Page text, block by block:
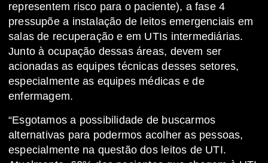
representem risco para o paciente), a fase 4
pressupõe a instalação de leitos emergenciais em
salas de recuperação e em UTIs intermediárias.
Junto à ocupação dessas áreas, devem ser
acionadas as equipes técnicas desses setores,
especialmente as equipes médicas e de
enfermagem.
“Esgotamos a possibilidade de buscarmos
alternativas para podermos acolher as pessoas,
especialmente na questão dos leitos de UTI.